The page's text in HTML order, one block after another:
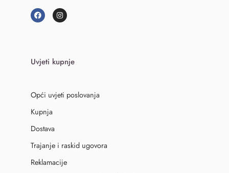
Uvjeti kupnje
Opći uvjeti poslovanja
Kupnja
Dostava
Trajanje i raskid ugovora
Reklamacije